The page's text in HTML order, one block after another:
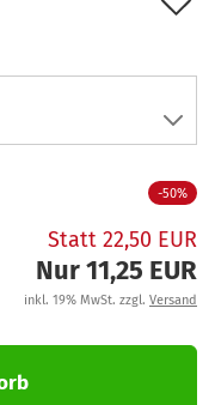
-50%
Statt 22,50 EUR
Nur 11,25 EUR
inkl. 19% MwSt. zzgl. Versand